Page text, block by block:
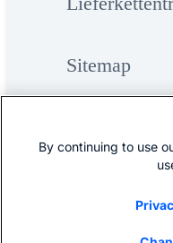
Sitemap
By continuing to use